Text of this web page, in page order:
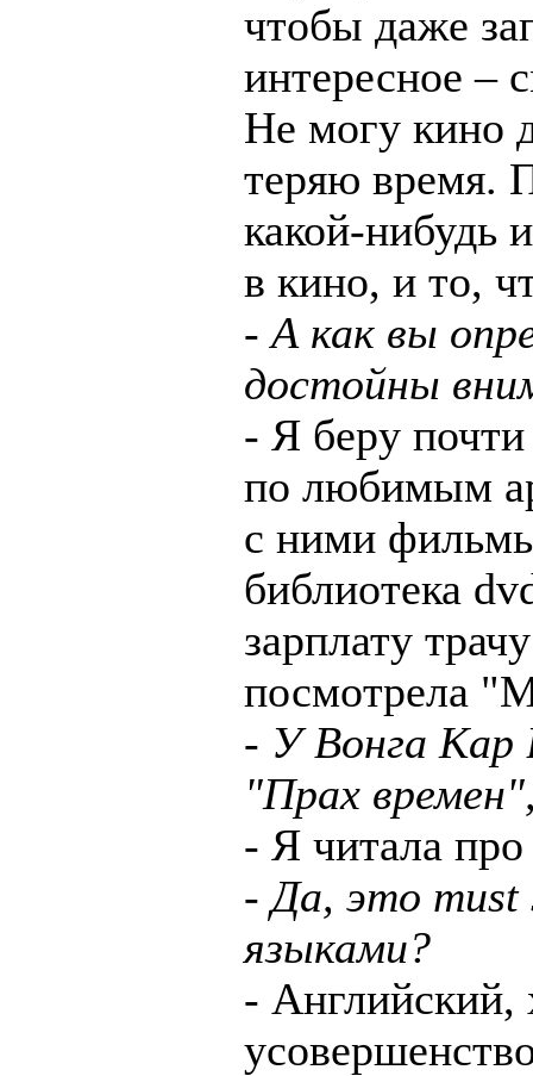
чтобы даже
интересное –
Не могу кино
теряю время.
какой-нибудь
в кино, и то,
- А как вы
достойны
- Я беру
по любимым
с ними
библиотека
зарплату
посмотрела
- У Вонга Кар
"Прах
- Я читала про
- Да, это must
языками?
- Английский,